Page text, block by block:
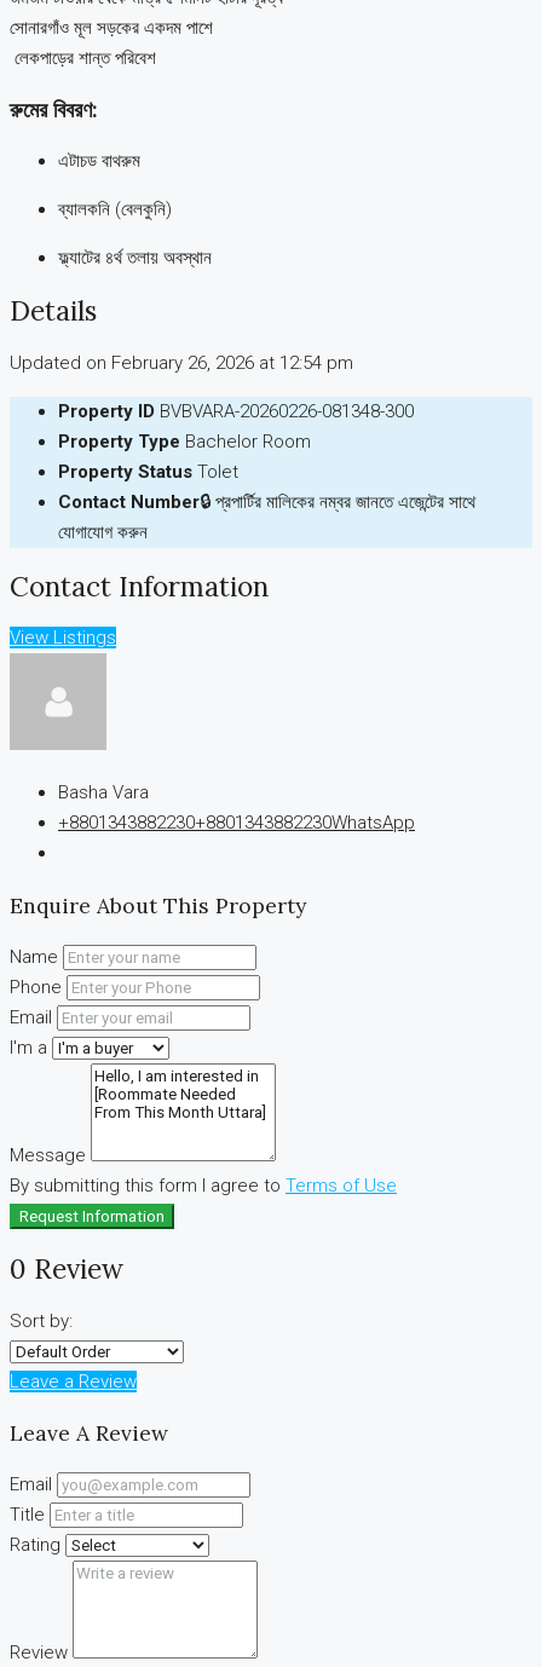
সোনারগাঁও মূল সড়কের একদম পাশে
️ লেকপাড়ের শান্ত পরিবেশ
রুমের বিবরণ:
এটাচড বাথরুম
ব্যালকনি (বেলকুনি)
ফ্ল্যাটের ৪র্থ তলায় অবস্থান
Details
Updated on February 26, 2026 at 12:54 pm
Property ID BVBVARA-20260226-081348-300
Property Type Bachelor Room
Property Status Tolet
Contact Number🔒 প্রপার্টির মালিকের নম্বর জানতে এজেন্টের সাথে
যোগাযোগ করুন
Contact Information
View Listings
Basha Vara
+8801343882230+8801343882230WhatsApp
Enquire About This Property
Name
Phone
Email
I'm a
Message
By submitting this form I agree to Terms of Use
Request Information
0 Review
Sort by:
Leave a Review
Leave A Review
Email
Title
Rating
Review